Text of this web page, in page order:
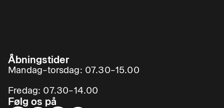
Åbningstider
Mandag–torsdag: 07.30–15.00
Fredag: 07.30–14.00
Følg os på